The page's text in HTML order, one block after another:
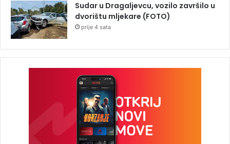
Sudar u Dragaljevcu, vozilo završilo u
dvorištu mljekare (FOTO)
prije 4 sata